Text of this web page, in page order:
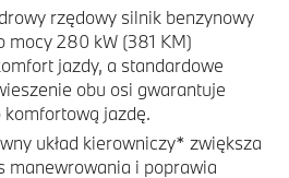
rzędowy silnik benzynowy
mocy 280 kW (381 KM)
jazdy, a standardowe
obu osi gwarantuje
jazdę.
układ kierowniczy* zwiększa
manewrowania i poprawia